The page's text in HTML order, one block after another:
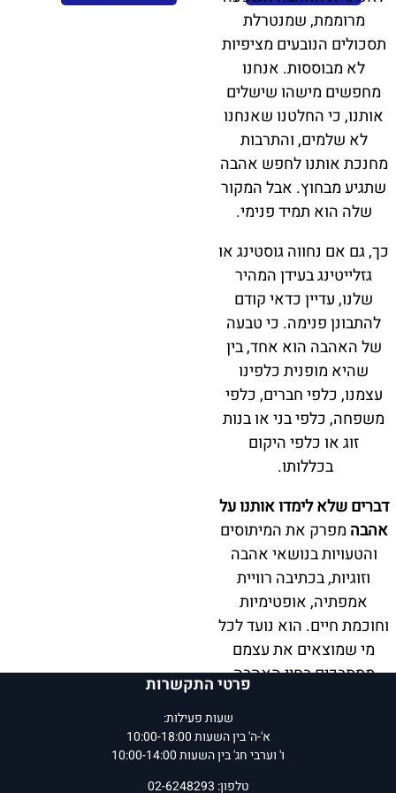
מרוממת, שמנטרלת
תסכולים הנובעים מציפיות
לא מבוססות. אנחנו
מחפשים מישהו שישלים
אותנו, כי החלטנו שאנחנו
לא שלמים, והתרבות
מחנכת אותנו לחפש אהבה
שתגיע מבחוץ. אבל המקור
שלה הוא תמיד פנימי.
כך, גם אם נחווה גוסטינג או
גזלייטינג בעידן המהיר
שלנו, עדיין כדאי קודם
להתבונן פנימה. כי טבעה
של האהבה הוא אחד, בין
שהיא מופנית כלפינו
עצמנו, כלפי חברים, כלפי
משפחה, כלפי בני או בנות
זוג או כלפי היקום
בכללותו.
דברים שלא לימדו אותנו על
אהבה מפרק את המיתוסים
והטעויות בנושאי אהבה
וזוגיות, בכתיבה רוויית
אמפתיה, אופטימיות
וחוכמת חיים. הוא נועד לכל
מי שמוצאים את עצמם
מסתבכים בחיי האהבה
הוא מחבר רבי
מכר בריטי, מורה רוחני,
ומאמן תודעה עם מאות
פרטי התקשרות
שעות פעילות:
א'-ה' בין השעות 10:00-18:00
ו' וערבי חג' בין השעות 10:00-14:00
טלפון: 02-6248293